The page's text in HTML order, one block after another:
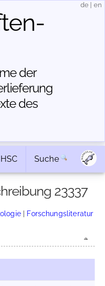
der
des
de en
HSC Suche
23337
| Forschungsliteratur